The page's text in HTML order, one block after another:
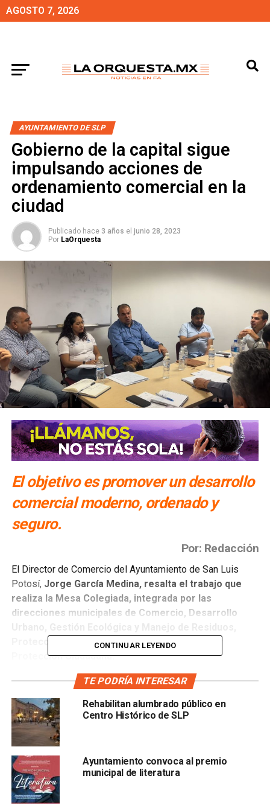
AGOSTO 7, 2026
AYUNTAMIENTO DE SLP
Gobierno de la capital sigue
impulsando acciones de
ordenamiento comercial en la
ciudad
Publicado hace 3 años el junio 28, 2023
Por LaOrquesta
El objetivo es promover un desarrollo
comercial moderno, ordenado y
seguro.
Por: Redacción
El Director de Comercio del Ayuntamiento de San Luis
Potosí, Jorge García Medina, resalta el trabajo que
realiza la Mesa Colegiada, integrada por las
direcciones municipales de Comercio, Desarrollo
Protección Civil y la Secretaría de Seguridad y
Protección Ciudadana.
El titular de la dependenciainformó que cada una de las
áreas emiten dictámenes que aseguran que el
proyecto de negocio cumpla con las disposiciones
que establecen los reglamentos vigentes.
El elemento clave en la apertura de un negocio es que
cumpla con las especificaciones del uso de suelo;hay
una atención especial a negocios que generan alto
impacto social como llanteras, salones y jardines de
CONTINUAR LEYENDO
TE PODRÍA INTERESAR
Rehabilitan alumbrado público en
Centro Histórico de SLP
Ayuntamiento convoca al premio
municipal de literatura